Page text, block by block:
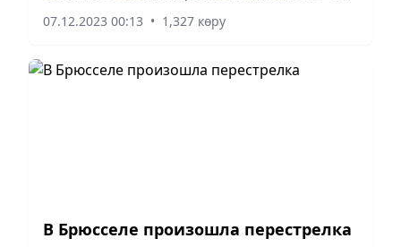
наказания, чистосердечно раскаявшихся в
07.12.2023 00:13 • 1,327 көру
В Брюсселе произошла перестрелка